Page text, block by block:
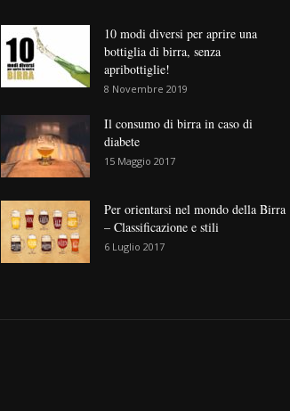
10 modi diversi per aprire una
bottiglia di birra, senza
apribottiglie!
8 Novembre 2019
Il consumo di birra in caso di
diabete
15 Maggio 2017
Per orientarsi nel mondo della Birra
– Classificazione e stili
6 Luglio 2017